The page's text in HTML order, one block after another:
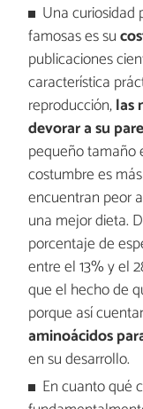
Una curiosidad
famosas es su
publicaciones
característica
reproducción,las
devorar a su
pequeño tamaño
costumbre es
encuentran peor
una mejor dieta.
porcentaje de
entre el 13% y el
que el hecho de
porque así
aminoácidos
en su desarrollo.
En cuanto qué